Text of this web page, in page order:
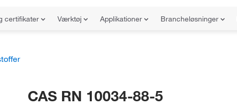
certifikater Værktøj Applikationer Brancheløsninger
CAS RN 10034-88-5